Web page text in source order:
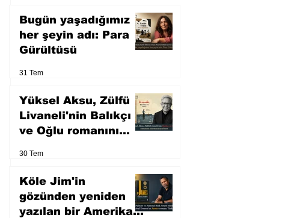
Bugün yaşadığımız
her şeyin adı: Para
Gürültüsü
31 Tem
Yüksel Aksu, Zülfü
Livaneli'nin Balıkçı
ve Oğlu romanını
30 Tem
Köle Jim'in
gözünden yeniden
yazılan bir Amerikan